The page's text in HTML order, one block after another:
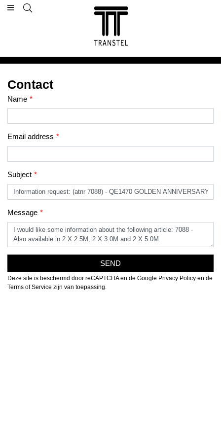
Contact
Name *
Email address *
Subject *
Message *
SEND
Deze site is beschermd door reCAPTCHA en de Google Privacy Policy en de
Terms of Service zijn van toepassing.